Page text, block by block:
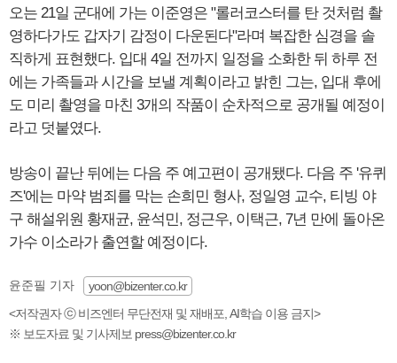
오는 21일 군대에 가는 이준영은 "롤러코스터를 탄 것처럼 촬
영하다가도 갑자기 감정이 다운된다"라며 복잡한 심경을 솔
직하게 표현했다. 입대 4일 전까지 일정을 소화한 뒤 하루 전
에는 가족들과 시간을 보낼 계획이라고 밝힌 그는, 입대 후에
도 미리 촬영을 마친 3개의 작품이 순차적으로 공개될 예정이
라고 덧붙였다.
방송이 끝난 뒤에는 다음 주 예고편이 공개됐다. 다음 주 '유퀴
즈'에는 마약 범죄를 막는 손희민 형사, 정일영 교수, 티빙 야
구 해설위원 황재균, 윤석민, 정근우, 이택근, 7년 만에 돌아온
가수 이소라가 출연할 예정이다.
윤준필 기자
yoon@bizenter.co.kr
<저작권자 ⓒ 비즈엔터 무단전재 및 재배포, AI학습 이용 금지>
※ 보도자료 및 기사제보 press@bizenter.co.kr